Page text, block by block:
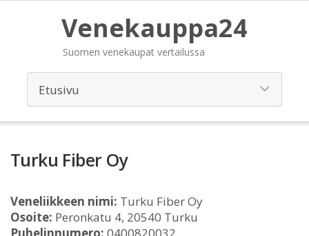
Venekauppa24
Suomen venekaupat vertailussa
Turku Fiber Oy
Veneliikkeen nimi: Turku Fiber Oy
Osoite: Peronkatu 4, 20540 Turku